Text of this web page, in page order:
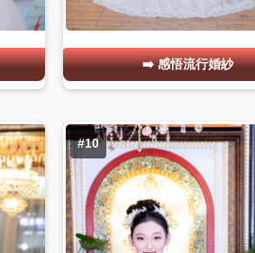
感悟流行婚紗
#10